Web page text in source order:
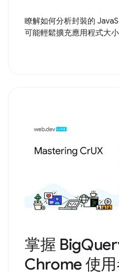
瞭解如何分析封裝的
可能輕鬆擴充應用程式大小
掌握
Chrome 使